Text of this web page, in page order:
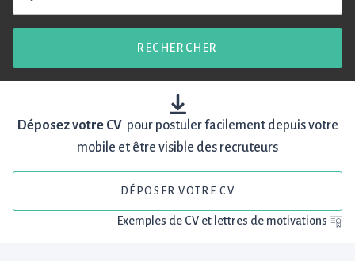
RECHERCHER
Déposez votre CVpour postuler facilement depuis votre
mobile et être visible des recruteurs
DÉPOSER VOTRE CV
Exemples de CV et lettres de motivations